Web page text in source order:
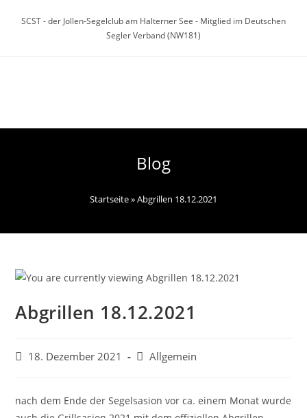
InhaltSCST - der Jollen-Segelclub am Halterner See - Mitglied im Deutschen
Segler Verband (NW181)
Blog
Startseite»Abgrillen 18.12.2021
Abgrillen 18.12.2021
Beitrag
18. Dezember 2021
Beitrags-
Allgemein
nach dem Ende der Segelsasion vor ca. einem Monat wurde